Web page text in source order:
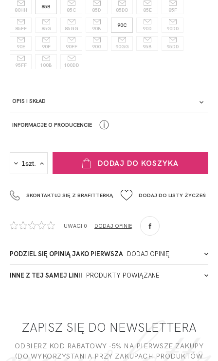
80HH
85B
85C 85D 85DD 85E 85F
85FF 85G 85GG 90B
90C
90D 90DD
90E 90F 90FF 90G 90GG 95B 95DD
95FF 100B 100DD
OPIS I SKŁAD
INFORMACJE O PRODUCENCIE
Fashiontex Group Sp.z o.o. Spółka komandytowa
+48 42 719 43 15
90-057
Polska
ADRES PUNKTU KONTAKTOWEGO
ⓘ
DODAJ DO KOSZYKA
SKONTAKTUJ SIĘ Z BRAFITTERKĄ DODAJ DO LISTY ŻYCZEŃ
UWAGI 0 DODAJ OPINIĘ
PODZIEL SIĘ OPINIĄ JAKO PIERWSZA DODAJ OPINIĘ
Miałeś już kontakt z naszym produktem? Zostaw opinię
INNE Z TEJ SAMEJ LINII PRODUKTY POWIĄZANE
ZAPISZ SIĘ DO NEWSLETTERA
ODBIERZ KOD RABATOWY -5% NA PIERWSZE ZAKUPY
(DO WYKORZYSTANIA PRZY ZAKUPACH PRODUKTÓW